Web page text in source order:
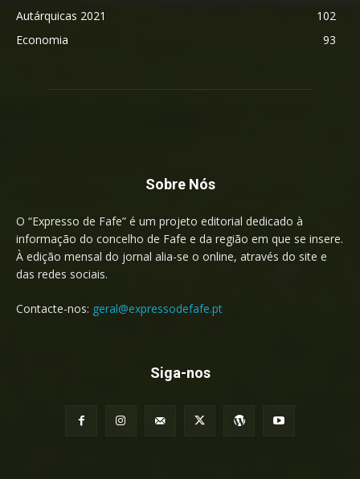
Autárquicas 2021
102
Economia
93
Sobre Nós
O “Expresso de Fafe” é um projeto editorial dedicado à
informação do concelho de Fafe e da região em que se insere.
À edição mensal do jornal alia-se o online, através do site e
das redes sociais.
Contacte-nos: geral@expressodefafe.pt
Siga-nos